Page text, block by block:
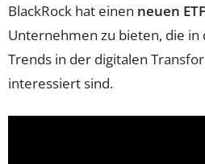
BlackRock hat einen neuen ETF
Unternehmen zu bieten, die in
Trends in der digitalen
interessiert sind.